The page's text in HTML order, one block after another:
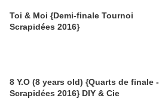
Toi & Moi {Demi-finale Tournoi
Scrapidées 2016}
8 Y.O (8 years old) {Quarts de finale -
Scrapidées 2016} DIY & Cie